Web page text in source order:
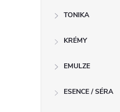
TONIKA
KRÉMY
EMULZE
ESENCE / SÉRA